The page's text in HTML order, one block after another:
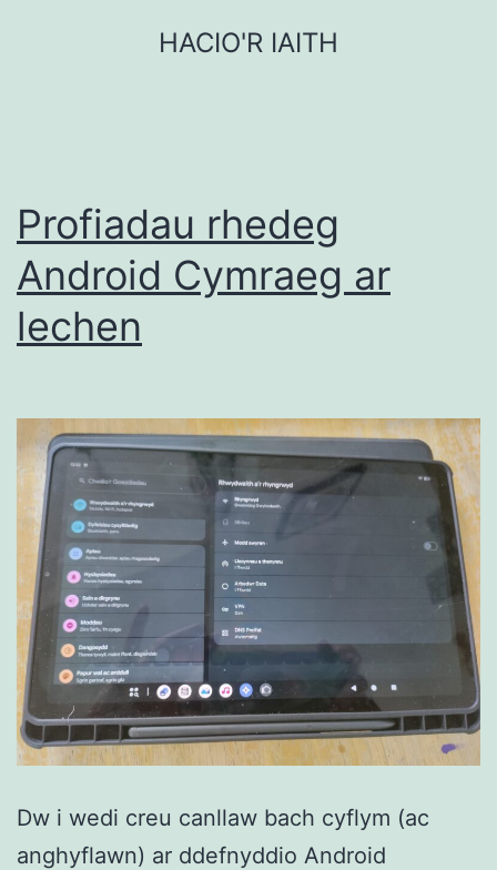
HACIO'R IAITH
Profiadau rhedeg
Android Cymraeg ar
lechen
Dw i wedi creu canllaw bach cyflym (ac
anghyflawn) ar ddefnyddio Android